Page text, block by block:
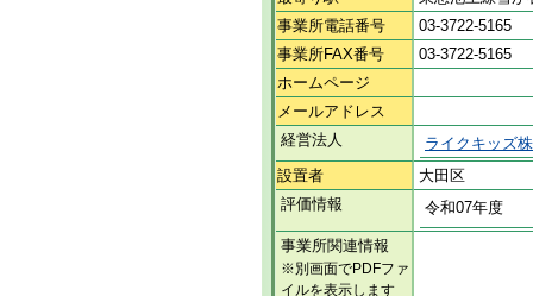
事業所電話番号
03-3722-5165
事業所FAX番号
03-3722-5165
ホームページ
メールアドレス
経営法人
ライクキッズ
設置者
大田区
評価情報
令和07年度
事業所関連情報
※別画面でPDFファ
イルを表示します